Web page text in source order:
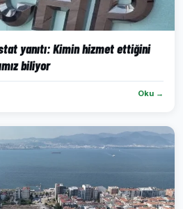
yanıtı: Kimin hizmet ettiğini
biliyor
Oku →